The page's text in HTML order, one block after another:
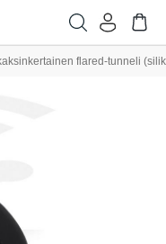
flared-tunneli